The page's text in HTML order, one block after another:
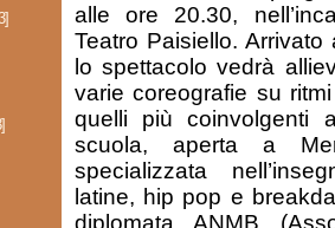
alle ore 20.30,
Teatro Paisiello.
lo spettacolo vedrà
varie coreografie su
quelli più coinvolgenti
scuola, aperta a
specializzata
latine, hip pop e
diplomata ANMB